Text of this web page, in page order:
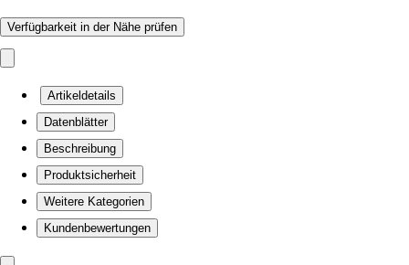
Verfügbarkeit in der Nähe prüfen
Artikeldetails
Datenblätter
Beschreibung
Produktsicherheit
Weitere Kategorien
Kundenbewertungen